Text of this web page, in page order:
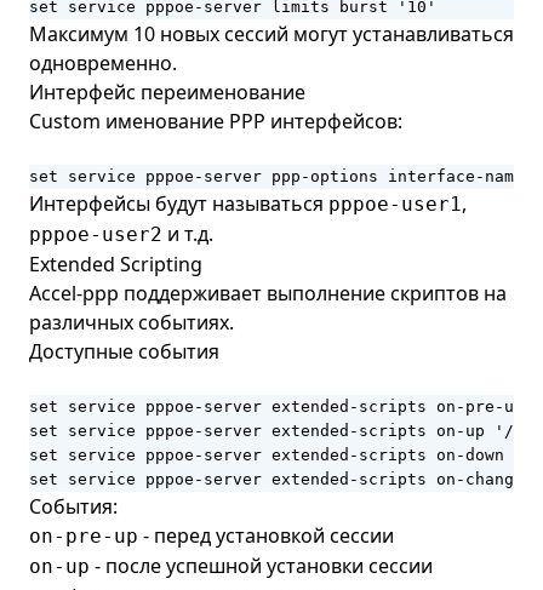
set service pppoe-server limits burst '10'
Максимум 10 новых сессий могут устанавливаться
одновременно.
Интерфейс переименование
Custom именование PPP интерфейсов:
set service pppoe-server ppp-options interface-name
Интерфейсы будут называться pppoe-user1,
pppoe-user2 и т.д.
Extended Scripting
Accel-ppp поддерживает выполнение скриптов на
различных событиях.
Доступные события
set service pppoe-server extended-scripts on-pre-
set service pppoe-server extended-scripts on-up '/
set service pppoe-server extended-scripts on-down '/
set service pppoe-server extended-scripts on-
События:
on-pre-up - перед установкой сессии
on-up - после успешной установки сессии